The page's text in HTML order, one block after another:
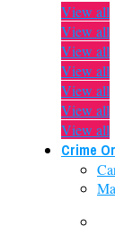
View all
View all
View all
View all
View all
View all
View all
Crime